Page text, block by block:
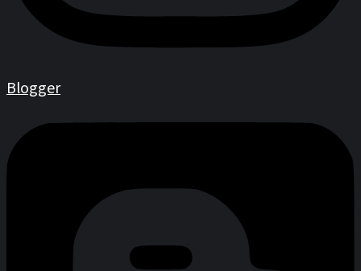
Blogger